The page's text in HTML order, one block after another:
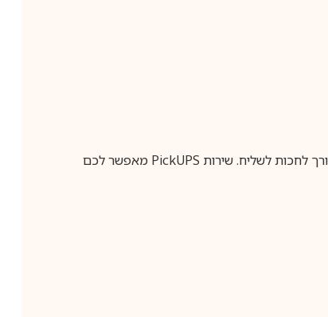
לחכות לשליח. שירות PickUPS מאפשר לכם